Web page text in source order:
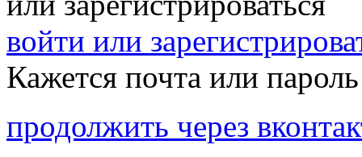
войти или
Кажется почта или
продолжить через